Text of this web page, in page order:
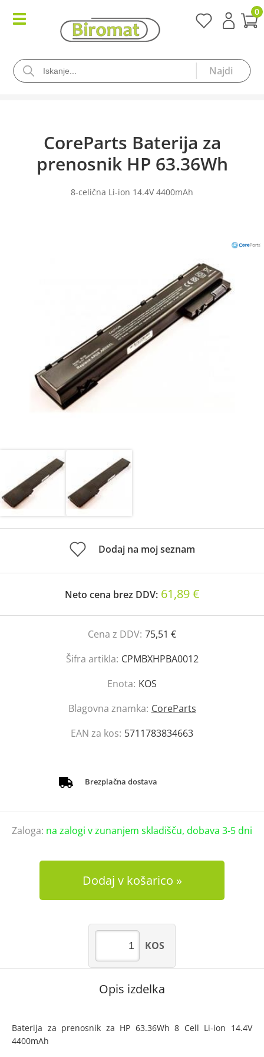
0
CoreParts Baterija za
prenosnik HP 63.36Wh
8-celična Li-ion 14.4V 4400mAh
Dodaj na moj seznam
Neto cena brez DDV: 61,89 €
Cena z DDV: 75,51 €
Šifra artikla: CPMBXHPBA0012
Enota: KOS
Blagovna znamka: CoreParts
EAN za kos: 5711783834663
Brezplačna dostava
Zaloga: na zalogi v zunanjem skladišču, dobava 3-5 dni
Dodaj v košarico
KOS
Opis izdelka
Baterija za prenosnik za HP 63.36Wh 8 Cell Li-ion 14.4V
4400mAh